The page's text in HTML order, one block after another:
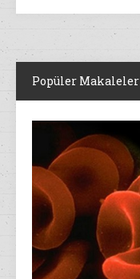
Popüler Makaleler